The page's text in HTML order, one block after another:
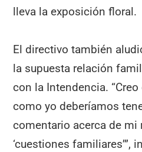
lleva la exposición floral.
El directivo también
la supuesta relación
con la Intendencia.
como yo deberíamos
comentario acerca de mi
‘cuestiones familiares’”,